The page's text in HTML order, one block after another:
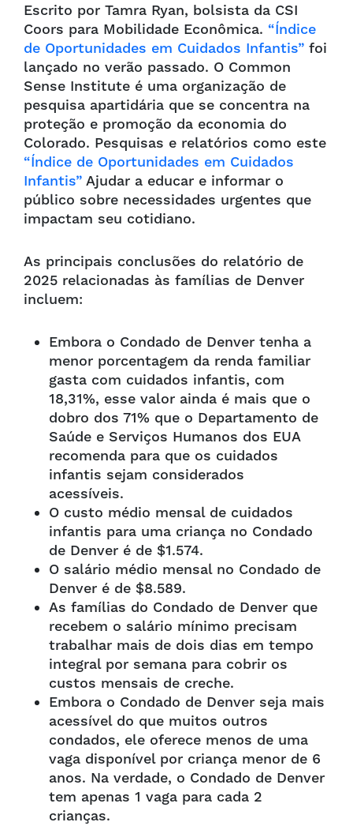
Escrito por Tamra Ryan, bolsista da CSI
Coors para Mobilidade Econômica. “Índice
de Oportunidades em Cuidados Infantis” foi
lançado no verão passado. O Common
Sense Institute é uma organização de
pesquisa apartidária que se concentra na
proteção e promoção da economia do
Colorado. Pesquisas e relatórios como este
“Índice de Oportunidades em Cuidados
Infantis” Ajudar a educar e informar o
público sobre necessidades urgentes que
impactam seu cotidiano.
As principais conclusões do relatório de
2025 relacionadas às famílias de Denver
incluem:
Embora o Condado de Denver tenha a
menor porcentagem da renda familiar
gasta com cuidados infantis, com
18,31%, esse valor ainda é mais que o
dobro dos 71% que o Departamento de
Saúde e Serviços Humanos dos EUA
recomenda para que os cuidados
infantis sejam considerados
acessíveis.
O custo médio mensal de cuidados
infantis para uma criança no Condado
de Denver é de $1.574.
O salário médio mensal no Condado de
Denver é de $8.589.
As famílias do Condado de Denver que
recebem o salário mínimo precisam
trabalhar mais de dois dias em tempo
integral por semana para cobrir os
custos mensais de creche.
Embora o Condado de Denver seja mais
acessível do que muitos outros
condados, ele oferece menos de uma
vaga disponível por criança menor de 6
anos. Na verdade, o Condado de Denver
tem apenas 1 vaga para cada 2
crianças.